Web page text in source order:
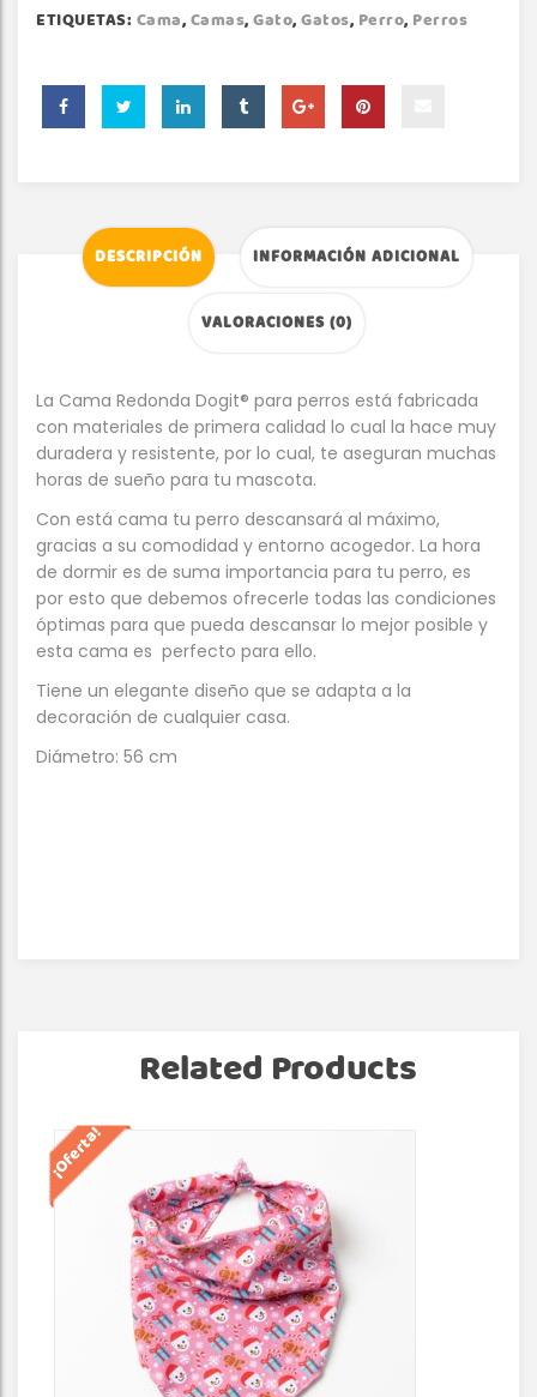
ETIQUETAS: Cama,Camas,Gato,Gatos, Perro, Perros
DESCRIPCIÓN INFORMACIÓN ADICIONAL
VALORACIONES (0)
La Cama Redonda Dogit® para perros está fabricada
con materiales de primera calidad lo cual la hace muy
duradera y resistente, por lo cual, te aseguran muchas
horas de sueño para tu mascota.
Con está cama tu perro descansará al máximo,
gracias a su comodidad y entorno acogedor. La hora
de dormir es de suma importancia para tu perro, es
por esto que debemos ofrecerle todas las condiciones
óptimas para que pueda descansar lo mejor posible y
esta cama es perfecto para ello.
Tiene un elegante diseño que se adapta a la
decoración de cualquier casa.
Diámetro: 56 cm
Related Products
¡Oferta!